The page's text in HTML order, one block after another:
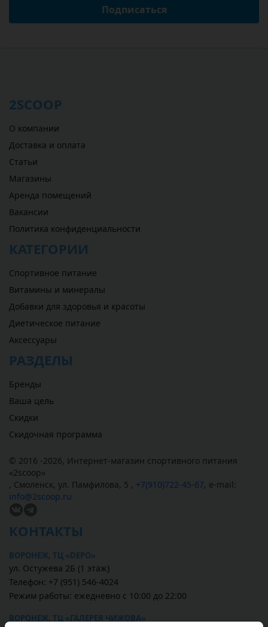
Подписаться
2SCOOP
О компании
Доставка и оплата
Статьи
Магазины
Аренда помещений
Вакансии
Политика конфиденциальности
КАТЕГОРИИ
Спортивное питание
Витамины и минералы
Добавки для здоровья и красоты
Диетическое питание
Аксессуары
РАЗДЕЛЫ
Бренды
Ваша цель
Скидки
Скидочная программа
© 2016 -2026, Интернет-магазин спортивного питания
«2scoop»
, Смоленск, ул. Памфилова, 5 , +7(910)722-45-67, e-mail:
info@2scoop.ru
КОНТАКТЫ
ВОРОНЕЖ, ТЦ «DEPO»
ул. Остужева 2Б (1 этаж)
Телефон: +7 (951) 546-4024
Режим работы: ежедневно с 10:00 до 22:00
ВОРОНЕЖ, ТЦ «ГАЛЕРЕЯ ЧИЖОВА»